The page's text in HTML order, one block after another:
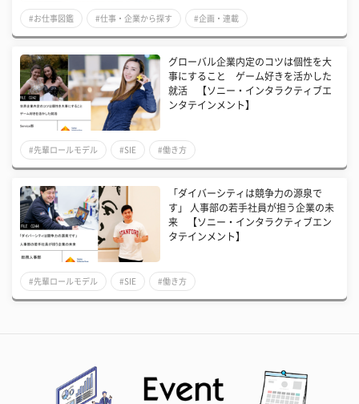
#お仕事図鑑 #仕事・企業から探す #企画・連載
グローバル企業内定のコツは個性を大
事にすること ゲーム好きを活かした
就活 【ソニー・インタラクティブエ
ンタテインメント】
#先輩ロールモデル #SIE #働き方
「ダイバーシティは競争力の源泉で
す」 人事部の若手社員が担う企業の未
来 【ソニー・インタラクティブエン
タテインメント】
#先輩ロールモデル #SIE #働き方